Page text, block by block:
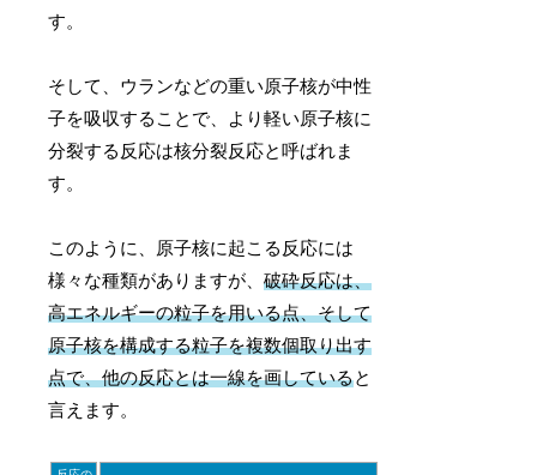
す。
そして、ウランなどの重い原子核が中性
子を吸収することで、より軽い原子核に
分裂する反応は核分裂反応と呼ばれま
す。
このように、原子核に起こる反応には
様々な種類がありますが、破砕反応は、
高エネルギーの粒子を用いる点、そして
原子核を構成する粒子を複数個取り出す
点で、他の反応とは一線を画していると
言えます。